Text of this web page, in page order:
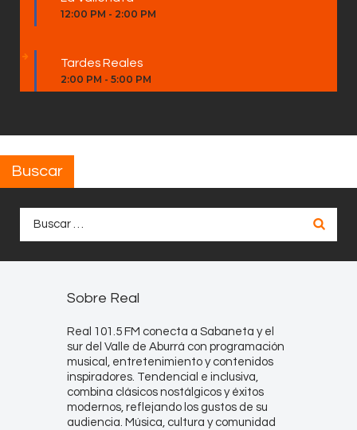
12:00 PM - 2:00 PM
Tardes Reales
2:00 PM - 5:00 PM
Buscar
Sobre Real
Real 101.5 FM conecta a Sabaneta y el
sur del Valle de Aburrá con programación
musical, entretenimiento y contenidos
inspiradores. Tendencial e inclusiva,
combina clásicos nostálgicos y éxitos
modernos, reflejando los gustos de su
audiencia. Música, cultura y comunidad